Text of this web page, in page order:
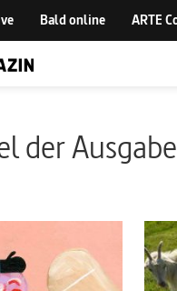
der Ausgabe